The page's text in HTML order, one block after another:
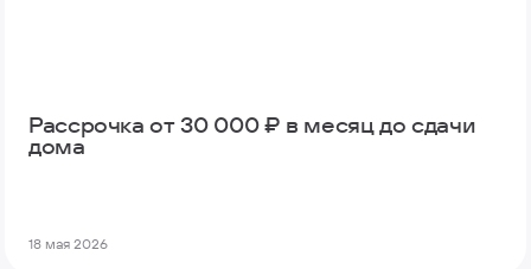
Рассрочка от 30 000 ₽ в месяц до сдачи
дома
18 мая 2026